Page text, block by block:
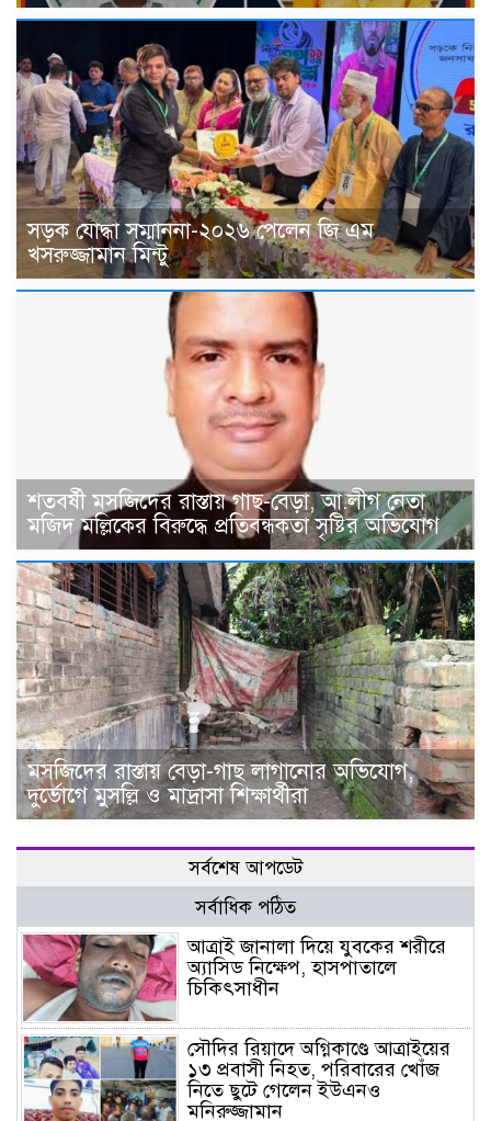
সড়ক যোদ্ধা সম্মাননা-২০২৬ পেলেন জি এম
খসরুজ্জামান মিন্টু
শতবর্ষী মসজিদের রাস্তায় গাছ-বেড়া, আ.লীগ নেতা
মজিদ মল্লিকের বিরুদ্ধে প্রতিবন্ধকতা সৃষ্টির অভিযোগ
মসজিদের রাস্তায় বেড়া-গাছ লাগানোর অভিযোগ,
দুর্ভোগে মুসল্লি ও মাদ্রাসা শিক্ষার্থীরা
সর্বশেষ আপডেট
সর্বাধিক পঠিত
আত্রাই জানালা দিয়ে যুবকের শরীরে
অ্যাসিড নিক্ষেপ, হাসপাতালে
চিকিৎসাধীন
সৌদির রিয়াদে অগ্নিকাণ্ডে আত্রাইয়ের
১৩ প্রবাসী নিহত, পরিবারের খোঁজ
নিতে ছুটে গেলেন ইউএনও
মনিরুজ্জামান